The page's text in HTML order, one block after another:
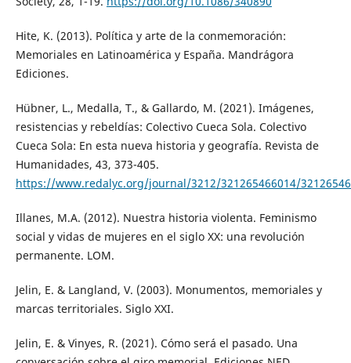
Hite, K. (2013). Política y arte de la conmemoración:
Memoriales en Latinoamérica y España. Mandrágora
Ediciones.
Hübner, L., Medalla, T., & Gallardo, M. (2021). Imágenes,
resistencias y rebeldías: Colectivo Cueca Sola. Colectivo
Cueca Sola: En esta nueva historia y geografía. Revista de
Humanidades, 43, 373-405.
https://www.redalyc.org/journal/3212/321265466014/
Illanes, M.A. (2012). Nuestra historia violenta. Feminismo
social y vidas de mujeres en el siglo XX: una revolución
permanente. LOM.
Jelin, E. & Langland, V. (2003). Monumentos, memoriales y
marcas territoriales. Siglo XXI.
Jelin, E. & Vinyes, R. (2021). Cómo será el pasado. Una